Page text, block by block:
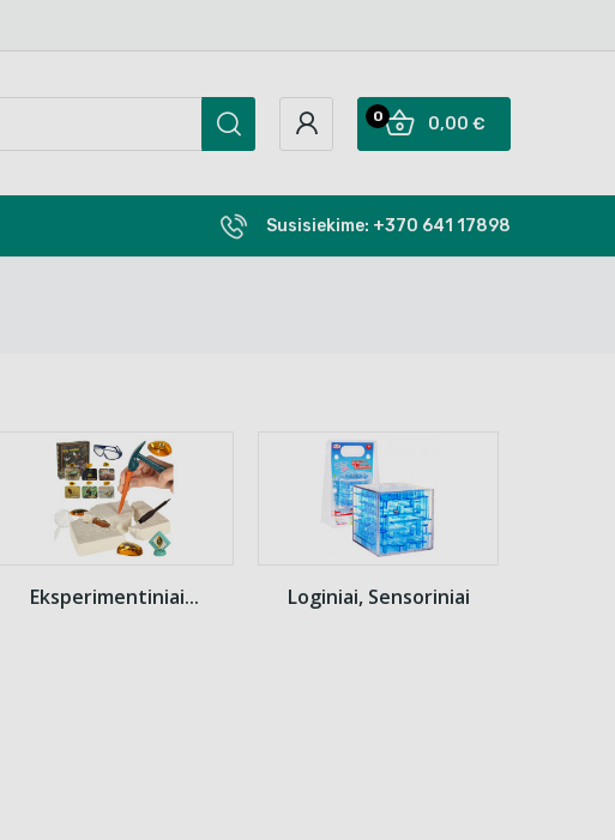
0,00 €
0
Susisiekime: +370 641 17898
Eksperimentiniai... Loginiai, Sensoriniai